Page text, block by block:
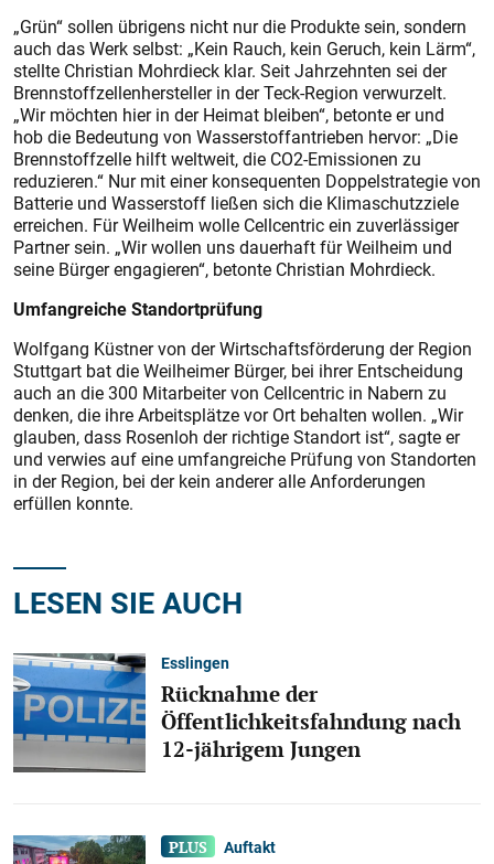
„Grün“ sollen übrigens nicht nur die Produkte sein, sondern
auch das Werk selbst: „Kein Rauch, kein Geruch, kein Lärm“,
stellte Christian Mohrdieck klar. Seit Jahrzehnten sei der
Brennstoffzellenhersteller in der Teck-Region verwurzelt.
„Wir möchten hier in der Heimat bleiben“, betonte er und
hob die Bedeutung von Wasserstoffantrieben hervor: „Die
Brennstoffzelle hilft weltweit, die CO2-Emissionen zu
reduzieren.“ Nur mit einer konsequenten Doppelstrategie von
Batterie und Wasserstoff ließen sich die Klimaschutzziele
erreichen. Für Weilheim wolle Cellcentric ein zuverlässiger
Partner sein. „Wir wollen uns dauerhaft für Weilheim und
seine Bürger engagieren“, betonte Christian Mohrdieck.
Umfangreiche Standortprüfung
Wolfgang Küstner von der Wirtschaftsförderung der Region
Stuttgart bat die Weilheimer Bürger, bei ihrer Entscheidung
auch an die 300 Mitarbeiter von Cellcentric in Nabern zu
denken, die ihre Arbeitsplätze vor Ort behalten wollen. „Wir
glauben, dass Rosenloh der richtige Standort ist“, sagte er
und verwies auf eine umfangreiche Prüfung von Standorten
in der Region, bei der kein anderer alle Anforderungen
erfüllen konnte.
LESEN SIE AUCH
Esslingen
Rücknahme der
Öffentlichkeitsfahndung nach
12-jährigem Jungen
Auftakt